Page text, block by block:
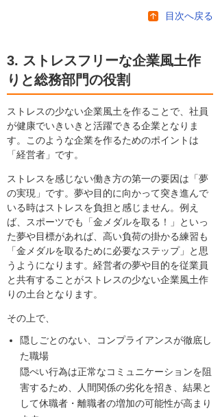
目次へ戻る
3. ストレスフリーな企業風土作
りと総務部門の役割
ストレスの少ない企業風土を作ることで、社員
が健康でいきいきと活躍できる企業となりま
す。このような企業を作るためのポイントは
「経営者」です。
ストレスを感じない働き方の第一の要因は「夢
の実現」です。夢や目的に向かって突き進んで
いる時はストレスを負担と感じません。例え
ば、スポーツでも「金メダルを取る！」といっ
た夢や目標があれば、高い負荷の掛かる練習も
「金メダルを取るために必要なステップ」と思
うようになります。経営者の夢や目的を従業員
と共有することがストレスの少ない企業風土作
りの土台となります。
その上で、
隠しごとのない、コンプライアンスが徹底し
た職場
隠ぺい行為は正常なコミュニケーションを阻
害するため、人間関係の劣化を招き、結果と
して休職者・離職者の増加の可能性が高まり